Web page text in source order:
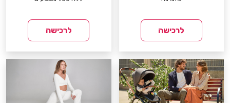
לרכישה לרכישה